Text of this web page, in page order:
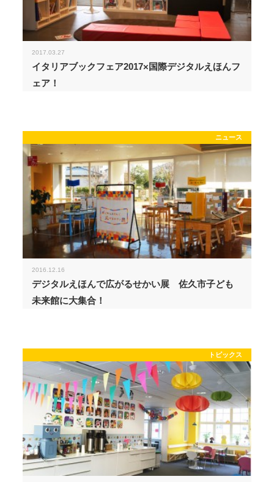
2017.03.27
イタリアブックフェア2017×国際デジタルえほんフ
ェア！
ニュース
2016.12.16
デジタルえほんで広がるせかい展 佐久市子ども
未来館に大集合！
トピックス